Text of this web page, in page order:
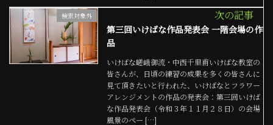
検索対象外 次の記事
第三回いけばな作品発表会 一階会場の作
品
いけばな嵯峨御流・中西千里甫いけばな教室の
皆さんが、日頃の練習の成果を多くの皆さんに
見て頂きたいと行われた、いけばなとフラワー
アレンジメントの作品の発表会：第三回いけば
な作品発表会（令和３年１１月２８日）の会場
風景のペー […]